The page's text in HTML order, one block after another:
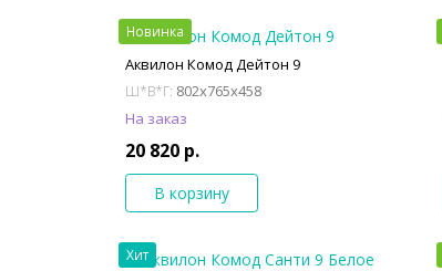
Новинка
Аквилон Комод Дейтон 9
Ш*В*Г: 802x765x458
На заказ
20 820 р.
В корзину
Хит